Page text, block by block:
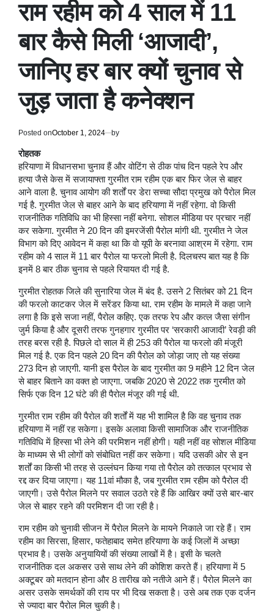
राम रहीम को 4 साल में 11
बार कैसे मिली ‘आजादी’,
जानिए हर बार क्यों चुनाव से
जुड़ जाता है कनेक्शन
Posted onOctober 1, 2024 by
रोहतक
हरियाणा में विधानसभा चुनाव हैं और वोटिंग से ठीक पांच दिन पहले रेप और
हत्या जैसे केस में सजायाफ्ता गुरमीत राम रहीम एक बार फिर जेल से बाहर
आने वाला है. चुनाव आयोग की शर्तों पर डेरा सच्चा सौदा प्रमुख को पैरोल मिल
गई है. गुरमीत जेल से बाहर आने के बाद हरियाणा में नहीं रहेगा. वो किसी
राजनीतिक गतिविधि का भी हिस्सा नहीं बनेगा. सोशल मीडिया पर प्रचार नहीं
कर सकेगा. गुरमीत ने 20 दिन की इमरजेंसी पैरोल मांगी थी. गुरमीत ने जेल
विभाग को दिए आवेदन में कहा था कि वो यूपी के बरनावा आश्रम में रहेगा. राम
रहीम को 4 साल में 11 बार पैरोल या फरलो मिली है. दिलचस्प बात यह है कि
इनमें 8 बार ठीक चुनाव से पहले रियायत दी गई है.
गुरमीत रोहतक जिले की सुनारिया जेल में बंद है. उसने 2 सितंबर को 21 दिन
की फरलो काटकर जेल में सरेंडर किया था. राम रहीम के मामले में कहा जाने
लगा है कि इसे सजा नहीं, पैरोल कहिए. एक तरफ रेप और कत्ल जैसा संगीन
जुर्म किया है और दूसरी तरफ गुनहगार गुरमीत पर ‘सरकारी आजादी’ रेवड़ी की
तरह बरस रही है. पिछले दो साल में ही 253 की पैरोल या फरलो की मंजूरी
मिल गई है. एक दिन पहले 20 दिन की पैरोल को जोड़ा जाए तो यह संख्या
273 दिन हो जाएगी. यानी इस पैरोल के बाद गुरमीत का 9 महीने 12 दिन जेल
से बाहर बिताने का वक्त हो जाएगा. जबकि 2020 से 2022 तक गुरमीत को
सिर्फ एक दिन 12 घंटे की ही पैरोल मंजूर की गई थी.
गुरमीत राम रहीम की पैरोल की शर्तों में यह भी शामिल है कि वह चुनाव तक
हरियाणा में नहीं रह सकेगा। इसके अलावा किसी सामाजिक और राजनीतिक
गतिविधि में हिस्सा भी लेने की परमिशन नहीं होगी। यही नहीं वह सोशल मीडिया
के माध्यम से भी लोगों को संबोधित नहीं कर सकेगा। यदि उसकी ओर से इन
शर्तों का किसी भी तरह से उल्लंघन किया गया तो पैरोल को तत्काल प्रभाव से
रद्द कर दिया जाएगा। यह 11वां मौका है, जब गुरमीत राम रहीम को पैरोल दी
जाएगी। उसे पैरोल मिलने पर सवाल उठते रहे हैं कि आखिर क्यों उसे बार-बार
जेल से बाहर रहने की परमिशन दी जा रही है।
राम रहीम को चुनावी सीजन में पैरोल मिलने के मायने निकाले जा रहे हैं। राम
रहीम का सिरसा, हिसार, फतेहाबाद समेत हरियाणा के कई जिलों में अच्छा
प्रभाव है। उसके अनुयायियों की संख्या लाखों में है। इसी के चलते
राजनीतिक दल अकसर उसे साथ लेने की कोशिश करते हैं। हरियाणा में 5
अक्टूबर को मतदान होना और 8 तारीख को नतीजे आने हैं। पैरोल मिलने का
असर उसके समर्थकों की राय पर भी दिख सकता है। उसे अब तक एक दर्जन
से ज्यादा बार पैरोल मिल चुकी है।